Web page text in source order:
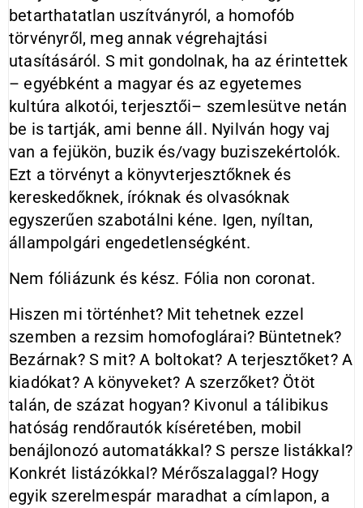
betarthatatlan uszítványról, a homofób
törvényről, meg annak végrehajtási
utasításáról. S mit gondolnak, ha az érintettek
– egyébként a magyar és az egyetemes
kultúra alkotói, terjesztői– szemlesütve netán
be is tartják, ami benne áll. Nyilván hogy vaj
van a fejükön, buzik és/vagy buziszekértolók.
Ezt a törvényt a könyvterjesztőknek és
kereskedőknek, íróknak és olvasóknak
egyszerűen szabotálni kéne. Igen, nyíltan,
állampolgári engedetlenségként.
Nem fóliázunk és kész. Fólia non coronat.
Hiszen mi történhet? Mit tehetnek ezzel
szemben a rezsim homofoglárai? Büntetnek?
Bezárnak? S mit? A boltokat? A terjesztőket? A
kiadókat? A könyveket? A szerzőket? Ötöt
talán, de százat hogyan? Kivonul a tálibikus
hatóság rendőrautók kíséretében, mobil
benájlonozó automatákkal? S persze listákkal?
Konkrét listázókkal? Mérőszalaggal? Hogy
egyik szerelmespár maradhat a címlapon, a